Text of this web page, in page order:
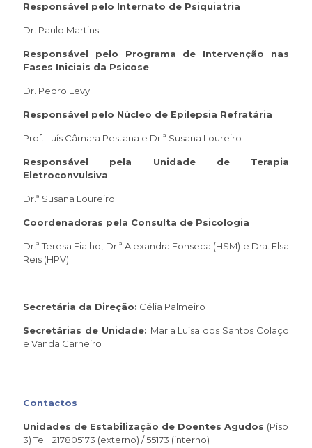
Responsável pelo Internato de Psiquiatria
Dr. Paulo Martins
Responsável pelo Programa de Intervenção nas
Fases Iniciais da Psicose
Dr. Pedro Levy
Responsável pelo Núcleo de Epilepsia Refratária
Prof. Luís Câmara Pestana e Dr.ª Susana Loureiro
Responsável pela Unidade de Terapia
Eletroconvulsiva
Dr.ª Susana Loureiro
Coordenadoras pela Consulta de Psicologia
Dr.ª Teresa Fialho, Dr.ª Alexandra Fonseca (HSM) e Dra. Elsa
Reis (HPV)
Secretária da Direção: Célia Palmeiro
Secretárias de Unidade: Maria Luísa dos Santos Colaço
e Vanda Carneiro
Contactos
Unidades de Estabilização de Doentes Agudos (Piso
3) Tel.: 217805173 (externo) / 55173 (interno)